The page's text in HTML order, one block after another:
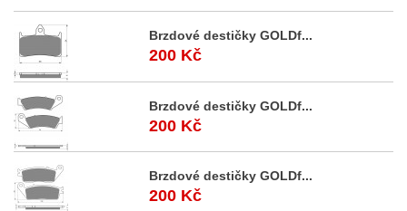
Brzdové destičky GOLDf...
200 Kč
Brzdové destičky GOLDf...
200 Kč
Brzdové destičky GOLDf...
200 Kč